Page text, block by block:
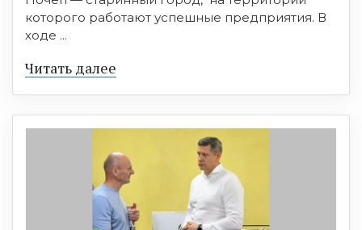
которого работают успешные предприятия. В
ходе ...
Читать далее